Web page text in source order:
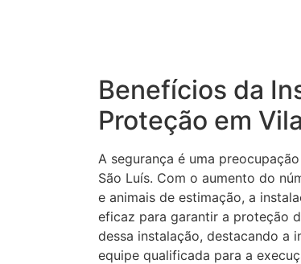
Benefícios da
Proteção em
A segurança é uma
São Luís. Com o aumento do
e animais de estimação, a
eficaz para garantir a proteção
dessa instalação, destacando a
equipe qualificada para a